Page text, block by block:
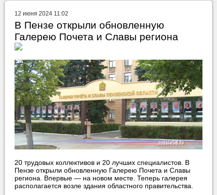
12 июня 2024 11:02
В Пензе открыли обновленную
Галерею Почета и Славы региона
20 трудовых коллективов и 20 лучших специалистов. В
Пензе открыли обновленную Галерею Почета и Славы
региона. Впервые — на новом месте. Теперь галерея
располагается возле здания областного правительства.